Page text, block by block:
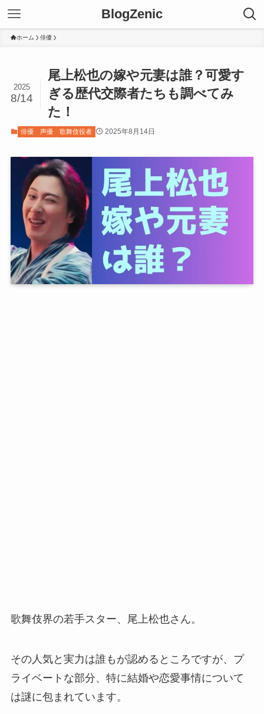
BlogZenic
ホーム 俳優
尾上松也の嫁や元妻は誰？可愛す
ぎる歴代交際者たちも調べてみ
た！
2025
8/14
俳優 声優 歌舞伎役者 2025年8月14日
歌舞伎界の若手スター、尾上松也さん。
その人気と実力は誰もが認めるところですが、プ
ライベートな部分、特に結婚や恋愛事情について
は謎に包まれています。